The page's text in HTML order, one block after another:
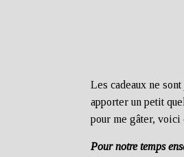
Les cadeaux ne
apporter un petit
pour me gâter,
Pour notre temps